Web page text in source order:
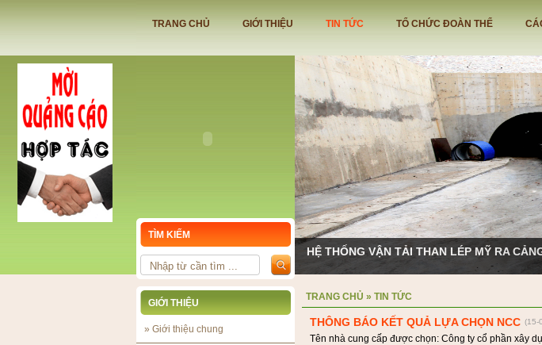
TRANG CHỦ GIỚI THIỆU TIN TỨC TỔ CHỨC ĐOÀN THỂ
HỆ THỐNG VẬN TẢI THAN LÉP MỸ RA
TÌM KIẾM
GIỚI THIỆU
» Giới thiệu chung
TRANG CHỦ » TIN TỨC
THÔNG BÁO KẾT QUẢ LỰA CHỌN NCC (15-
Tên nhà cung cấp được chọn: Công ty cổ phần xây